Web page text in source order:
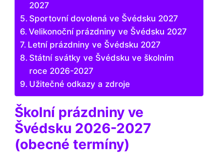
2027
Sportovní dovolená ve Švédsku 2027
Velikonoční prázdniny ve Švédsku 2027
Letní prázdniny ve Švédsku 2027
Státní svátky ve Švédsku ve školním
roce 2026-2027
Užitečné odkazy a zdroje
Školní prázdniny ve
Švédsku 2026-2027
(obecné termíny)